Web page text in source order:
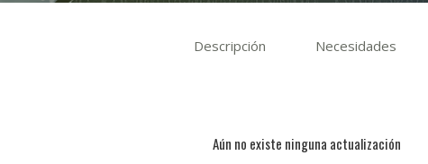
Descripción Necesidades
Aún no existe ninguna actualización